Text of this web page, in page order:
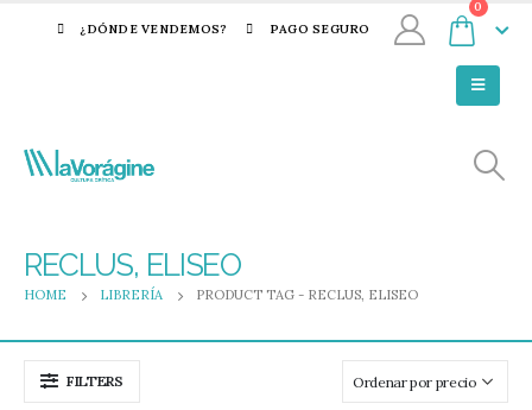
¿DÓNDE VENDEMOS? PAGO SEGURO
0
RECLUS, ELISEO
HOME LIBRERÍA PRODUCT TAG - RECLUS, ELISEO
FILTERS